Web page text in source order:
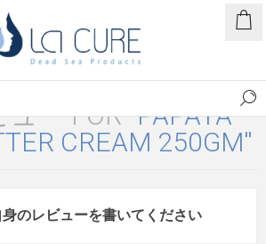
ュー FOR PAPAYA
CREAM 250GM
のレビューを書いてください